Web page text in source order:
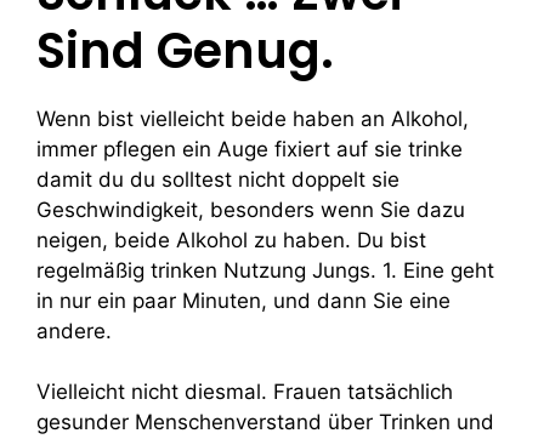
Sind Genug.
Wenn bist vielleicht beide haben an Alkohol,
immer pflegen ein Auge fixiert auf sie trinke
damit du du solltest nicht doppelt sie
Geschwindigkeit, besonders wenn Sie dazu
neigen, beide Alkohol zu haben. Du bist
regelmäßig trinken Nutzung Jungs. 1. Eine geht
in nur ein paar Minuten, und dann Sie eine
andere.
Vielleicht nicht diesmal. Frauen tatsächlich
gesunder Menschenverstand über Trinken und